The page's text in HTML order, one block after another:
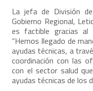
La jefa de División
Gobierno Regional,
es factible gracias al
“Hemos llegado de
ayudas técnicas, a
coordinación con las
con el sector salud
ayudas técnicas de los